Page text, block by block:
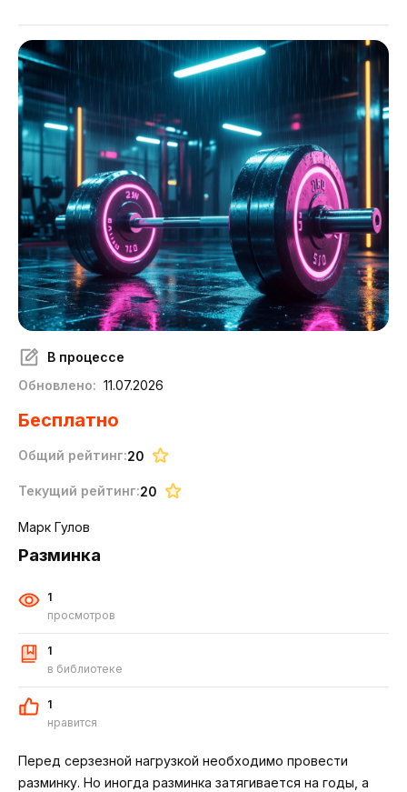
Марк Гулов
Разминка
1
просмотров
1
в библиотеке
1
нравится
Перед серзезной нагрузкой необходимо провести
разминку. Но иногда разминка затягивается на годы, а
В процессе
Обновлено: 11.07.2026
Бесплатно
Общий рейтинг:20
Текущий рейтинг:20